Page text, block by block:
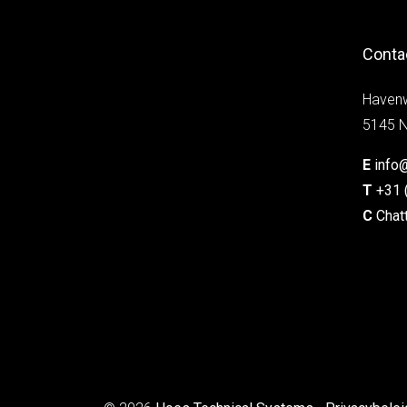
5145
E
T +31
C